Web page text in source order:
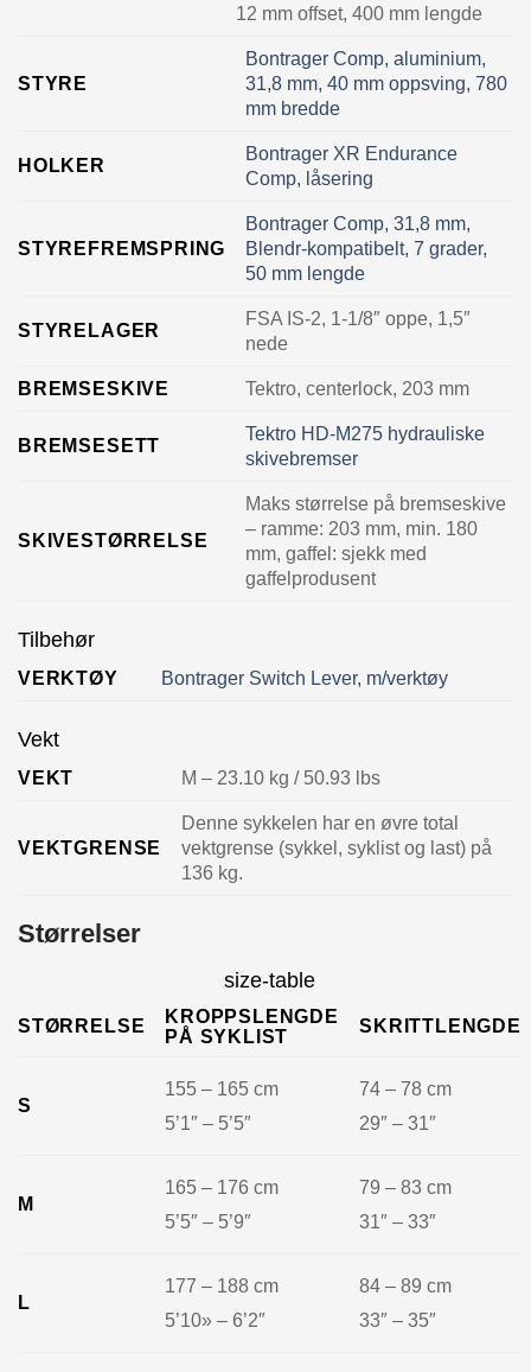
12 mm offset, 400 mm lengde
STYRE
Bontrager Comp, aluminium,
31,8 mm, 40 mm oppsving, 780
mm bredde
HOLKER
Bontrager XR Endurance
Comp, låsering
STYREFREMSPRING
Bontrager Comp, 31,8 mm,
Blendr-kompatibelt, 7 grader,
50 mm lengde
STYRELAGER
FSA IS-2, 1-1/8″ oppe, 1,5″
nede
BREMSESKIVE Tektro, centerlock, 203 mm
BREMSESETT
Tektro HD-M275 hydrauliske
skivebremser
SKIVESTØRRELSE
Maks størrelse på bremseskive
– ramme: 203 mm, min. 180
mm, gaffel: sjekk med
gaffelprodusent
Tilbehør
VERKTØY Bontrager Switch Lever, m/verktøy
Vekt
VEKT M – 23.10 kg / 50.93 lbs
VEKTGRENSE
Denne sykkelen har en øvre total
vektgrense (sykkel, syklist og last) på
136 kg.
Størrelser
size-table
STØRRELSE
KROPPSLENGDE
PÅ SYKLIST
SKRITTLENGDE
S
155 – 165 cm
5’1″ – 5’5″
74 – 78 cm
29″ – 31″
M
165 – 176 cm
5’5″ – 5’9″
79 – 83 cm
31″ – 33″
L
177 – 188 cm
5’10» – 6’2″
84 – 89 cm
33″ – 35″